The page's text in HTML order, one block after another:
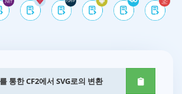
통한 CF2에서 SVG로의 변환